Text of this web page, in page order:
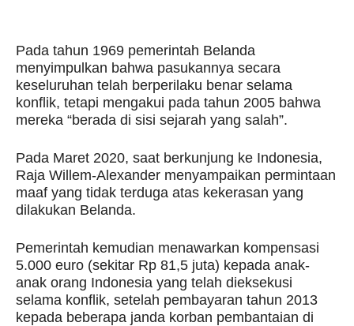
Pada tahun 1969 pemerintah Belanda
menyimpulkan bahwa pasukannya secara
keseluruhan telah berperilaku benar selama
konflik, tetapi mengakui pada tahun 2005 bahwa
mereka “berada di sisi sejarah yang salah”.
Pada Maret 2020, saat berkunjung ke Indonesia,
Raja Willem-Alexander menyampaikan permintaan
maaf yang tidak terduga atas kekerasan yang
dilakukan Belanda.
Pemerintah kemudian menawarkan kompensasi
5.000 euro (sekitar Rp 81,5 juta) kepada anak-
anak orang Indonesia yang telah dieksekusi
selama konflik, setelah pembayaran tahun 2013
kepada beberapa janda korban pembantaian di